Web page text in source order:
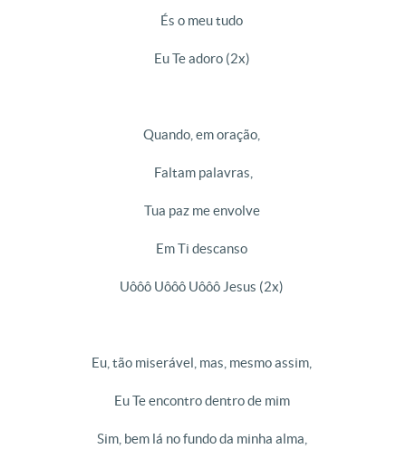
És o meu tudo
Eu Te adoro (2x)
Quando, em oração,
Faltam palavras,
Tua paz me envolve
Em Ti descanso
Uôôô Uôôô Uôôô Jesus (2x)
Eu, tão miserável, mas, mesmo assim,
Eu Te encontro dentro de mim
Sim, bem lá no fundo da minha alma,